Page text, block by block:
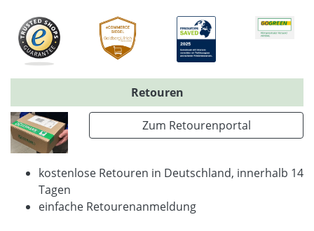
Retouren
Zum Retourenportal
kostenlose Retouren in Deutschland, innerhalb 14
Tagen
einfache Retourenanmeldung